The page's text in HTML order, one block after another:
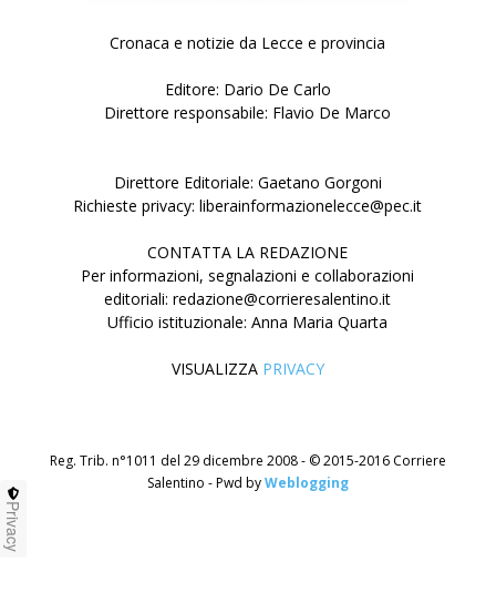
Cronaca e notizie da Lecce e provincia
Editore: Dario De Carlo
Direttore responsabile: Flavio De Marco
Direttore Editoriale: Gaetano Gorgoni
Richieste privacy: liberainformazionelecce@pec.it
CONTATTA LA REDAZIONE
Per informazioni, segnalazioni e collaborazioni
editoriali: redazione@corrieresalentino.it
Ufficio istituzionale: Anna Maria Quarta
VISUALIZZA PRIVACY
Reg. Trib. n°1011 del 29 dicembre 2008 - © 2015-2016 Corriere
Salentino - Pwd byWeblogging
Privacy